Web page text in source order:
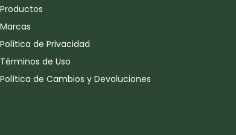
Productos
Marcas
Política de Privacidad
Términos de Uso
Política de Cambios y Devoluciones